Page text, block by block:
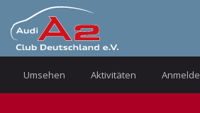
Umsehen Aktivitäten